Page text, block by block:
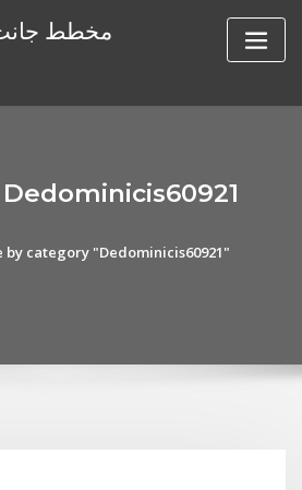
مخطط
by category "Dedominicis60921"